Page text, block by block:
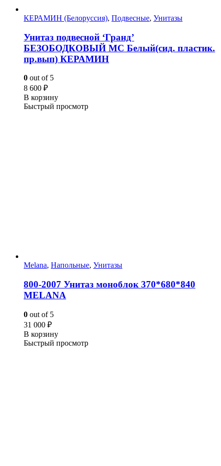
КЕРАМИН (Белоруссия), Подвесные, Унитазы
Унитаз подвесной ‘Гранд’
БЕЗОБОДКОВЫЙ МС Белый(сид. пластик.
пр.вып) КЕРАМИН
0 out of 5
8 600 ₽
В корзину
Быстрый просмотр
Melana, Напольные, Унитазы
800-2007 Унитаз моноблок 370*680*840
MELANA
0 out of 5
31 000 ₽
В корзину
Быстрый просмотр